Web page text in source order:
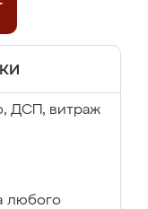
ДСП, витраж
любого